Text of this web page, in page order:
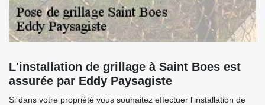
L'installation de grillage à Saint Boes est
assurée par Eddy Paysagiste
Si dans votre propriété vous souhaitez effectuer l'installation de